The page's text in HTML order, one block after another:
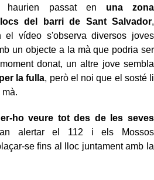
haurien passat en una zona
del barri de Sant Salvador,
vídeo s'observa diversos joves
un objecte a la mà que podria ser
donat, un altre jove sembla
la fulla, però el noi que el sosté li
ho veure tot des de les seves
alertar el 112 i els Mossos
se fins al lloc juntament amb la